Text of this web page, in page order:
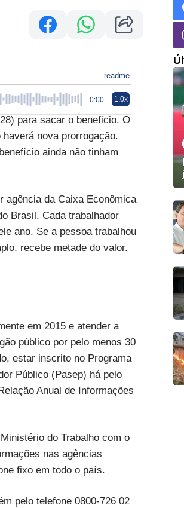
readme
0:00 1.0x
para sacar o beneficio. O
nova prorrogação.
ainda não tinham
agência da Caixa Econômica
Brasil. Cada trabalhador
ano. Se a pessoa trabalhou
recebe metade do valor.
em 2015 e atender a
público por pelo menos 30
estar inscrito no Programa
Público (Pasep) há pelo
Anual de Informações
do Trabalho com o
nas agências
fixo em todo o país.
pelo telefone 0800-726 02